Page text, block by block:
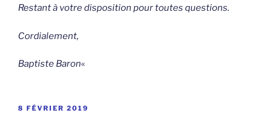
Restant à votre disposition pour toutes questions.
Cordialement,
Baptiste Baron«
PUBLIÉ
8 FÉVRIER 2019